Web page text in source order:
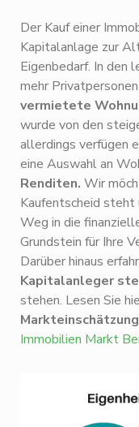
Der Kauf einer
Kapitalanlage zur
Eigenbedarf. In den
mehr
vermietete
wurde von den
allerdings verfügen
eine Auswahl an
Renditen. Wir
Kaufentscheid steht
Weg in die
Grundstein für Ihre
Darüber hinaus
Kapitalanleger
stehen. Lesen Sie
Markteinschätzung
Immobilien Markt